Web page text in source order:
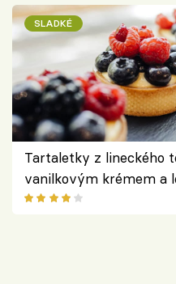
SLADKÉ
Tartaletky z lineckého
vanilkovým krémem a
ovocem podle Bread